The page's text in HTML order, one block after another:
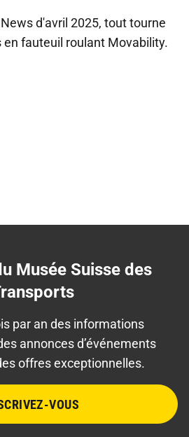
d'avril 2025, tout tourne
en fauteuil roulant Movability.
Musée Suisse des
par an des informations
annonces d’événements
offres exceptionnelles.
VOUS